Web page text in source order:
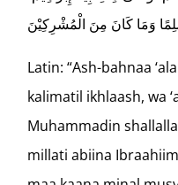
وَمَا كَانَ مِنَ الْمُشْرِكِيْنَ
Latin: “Ash-bahnaa
kalimatil ikhlaash, wa
Muhammadin
millati abiina